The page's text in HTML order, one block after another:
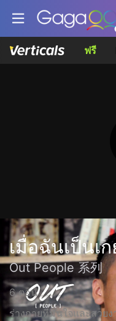
ฟรี
เมื่อฉันเป็นเ
Out People 系列
6 ตอน
ร่างกายที่มั่นใจและสวย